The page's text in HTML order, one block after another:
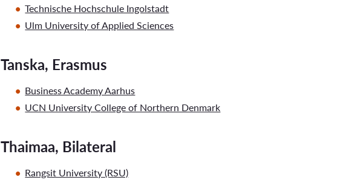
Technische Hochschule Ingolstadt
Ulm University of Applied Sciences
Tanska, Erasmus
Business Academy Aarhus
UCN University College of Northern Denmark
Thaimaa, Bilateral
Rangsit University (RSU)